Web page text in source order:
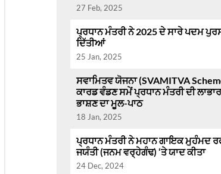
27 Feb, 2025
ਪ੍ਰਧਾਨ ਮੰਤਰੀ ਨੇ 2025 ਦੇ ਸਾਰੇ ਪਦਮ
ਦਿੱਤੀਆਂ
25 Jan, 2025
ਸਵਾਮਿਤਵ ਯੋਜਨਾ (SVAMITVA
ਕਾਰਡ ਵੰਡਣ ਸਮੇਂ ਪ੍ਰਧਾਨ ਮੰਤਰੀ ਦੀ
ਭਾਸ਼ਣ ਦਾ ਮੂਲ-ਪਾਠ
18 Jan, 2025
ਪ੍ਰਧਾਨ ਮੰਤਰੀ ਨੇ ਮਹਾਨ ਗਾਇਕ ਮੁਹੰਮਦ
ਜਯੰਤੀ (ਜਨਮ ਵਰ੍ਹੇਗੰਢ) ‘ਤੇ ਯਾਦ ਕੀਤਾ
24 Dec, 2024